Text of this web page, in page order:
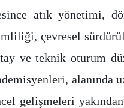
atık yönetimi,
çevresel
ve teknik oturum
alanında
gelişmeleri